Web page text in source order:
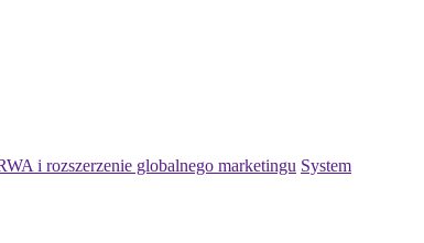
i rozszerzenie globalnego marketingu System